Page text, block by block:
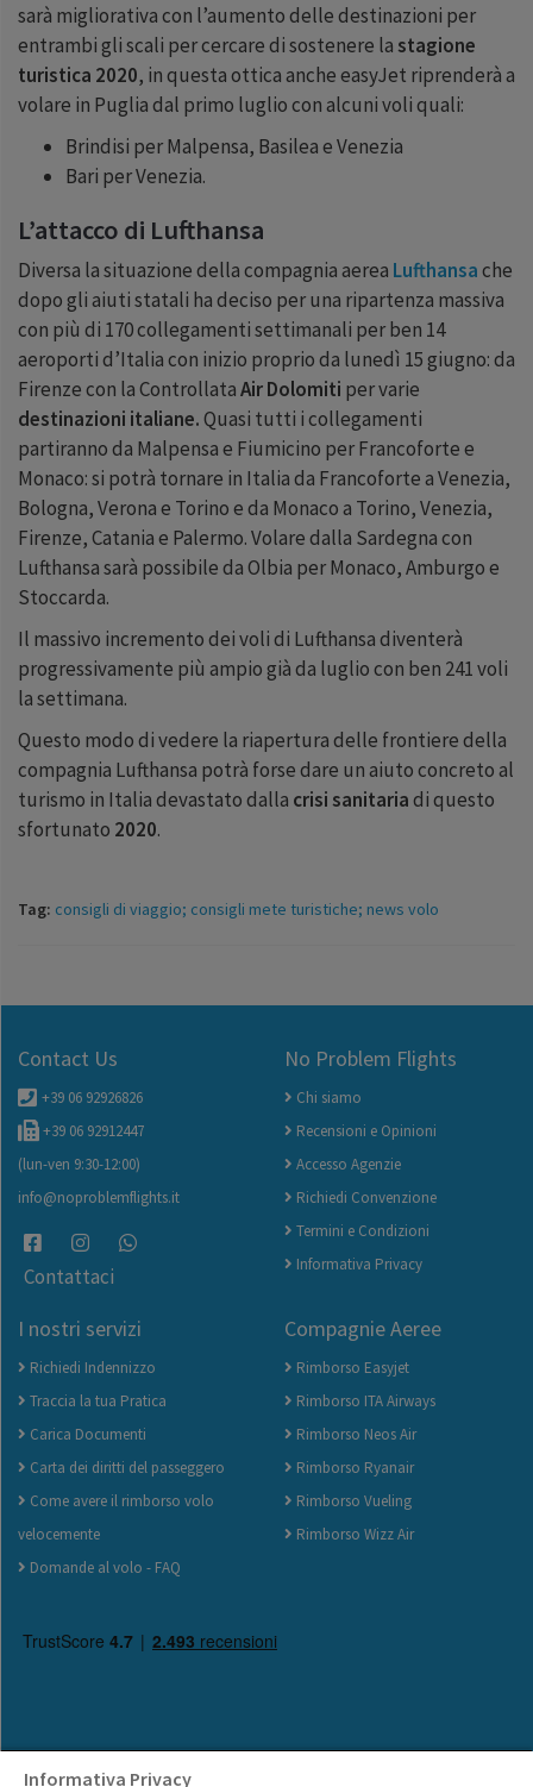
sarà migliorativa con l’aumento delle destinazioni per
entrambi gli scali per cercare di sostenere la stagione
turistica 2020, in questa ottica anche easyJet riprenderà a
volare in Puglia dal primo luglio con alcuni voli quali:
Brindisi per Malpensa, Basilea e Venezia
Bari per Venezia.
L’attacco di Lufthansa
Diversa la situazione della compagnia aerea Lufthansache
dopo gli aiuti statali ha deciso per una ripartenza massiva
con più di 170collegamenti settimanali per ben 14
aeroporti d’Italia con inizio proprio da lunedì 15 giugno: da
Firenze con la ControllataAir Dolomiti per varie
destinazioni italiane.Quasi tutti i collegamenti
partiranno da Malpensa e Fiumicino per Francoforte e
Monaco: si potrà tornare in Italia da Francoforte a Venezia,
Bologna, Verona e Torino e da Monaco a Torino, Venezia,
Firenze, Catania e Palermo. Volare dalla Sardegna con
Lufthansa sarà possibile da Olbia per Monaco, Amburgo e
Stoccarda.
Il massivo incremento dei voli di Lufthansa diventerà
progressivamente più ampio già da luglio con ben 241voli
la settimana.
Questo modo di vedere la riapertura delle frontiere della
compagnia Lufthansa potrà forse dare un aiuto concreto al
turismo in Italia devastato dalla crisi sanitariadi questo
sfortunato 2020.
Tag: consigli di viaggio; consigli mete turistiche; news volo
Contact Us
+39 06 92926826
+39 06 92912447
(lun-ven 9:30-12:00)
info@noproblemflights.it
Contattaci
No Problem Flights
Chi siamo
Recensioni e Opinioni
Accesso Agenzie
Richiedi Convenzione
Termini e Condizioni
Informativa Privacy
I nostri servizi
Richiedi Indennizzo
Traccia la tua Pratica
Carica Documenti
Carta dei diritti del passeggero
Come avere il rimborso volo
velocemente
Domande al volo - FAQ
Compagnie Aeree
Rimborso Easyjet
Rimborso ITA Airways
Rimborso Neos Air
Rimborso Ryanair
Rimborso Vueling
Rimborso Wizz Air
Informativa Privacy